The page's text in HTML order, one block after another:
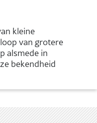
kleine
van grotere
alsmede in
bekendheid